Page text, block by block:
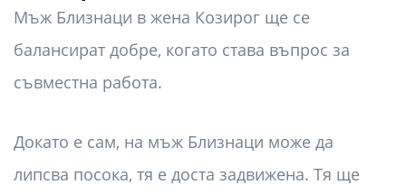
Мъж Близнаци в жена Козирог ще се
балансират добре, когато става въпрос за
съвместна работа.
Докато е сам, на мъж Близнаци може да
липсва посока, тя е доста задвижена. Тя ще